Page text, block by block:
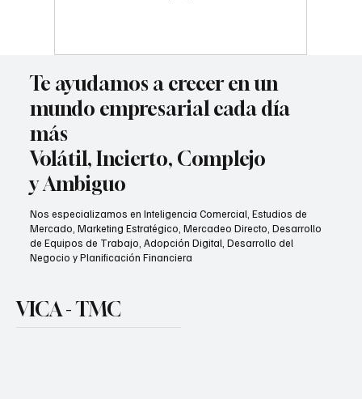
Te ayudamos a crecer en un
mundo empresarial cada día
más
Volátil, Incierto, Complejo
y Ambiguo
Nos especializamos en Inteligencia Comercial, Estudios de
Mercado, Marketing Estratégico, Mercadeo Directo, Desarrollo
de Equipos de Trabajo, Adopción Digital, Desarrollo del
Negocio y Planificación Financiera
VICA - TMC